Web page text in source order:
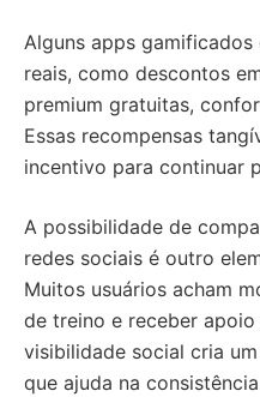
Alguns apps
reais, como descontos
premium gratuitas,
Essas recompensas
incentivo para continuar
A possibilidade de
redes sociais é outro
Muitos usuários acham
de treino e receber apoio
visibilidade social cria
que ajuda na